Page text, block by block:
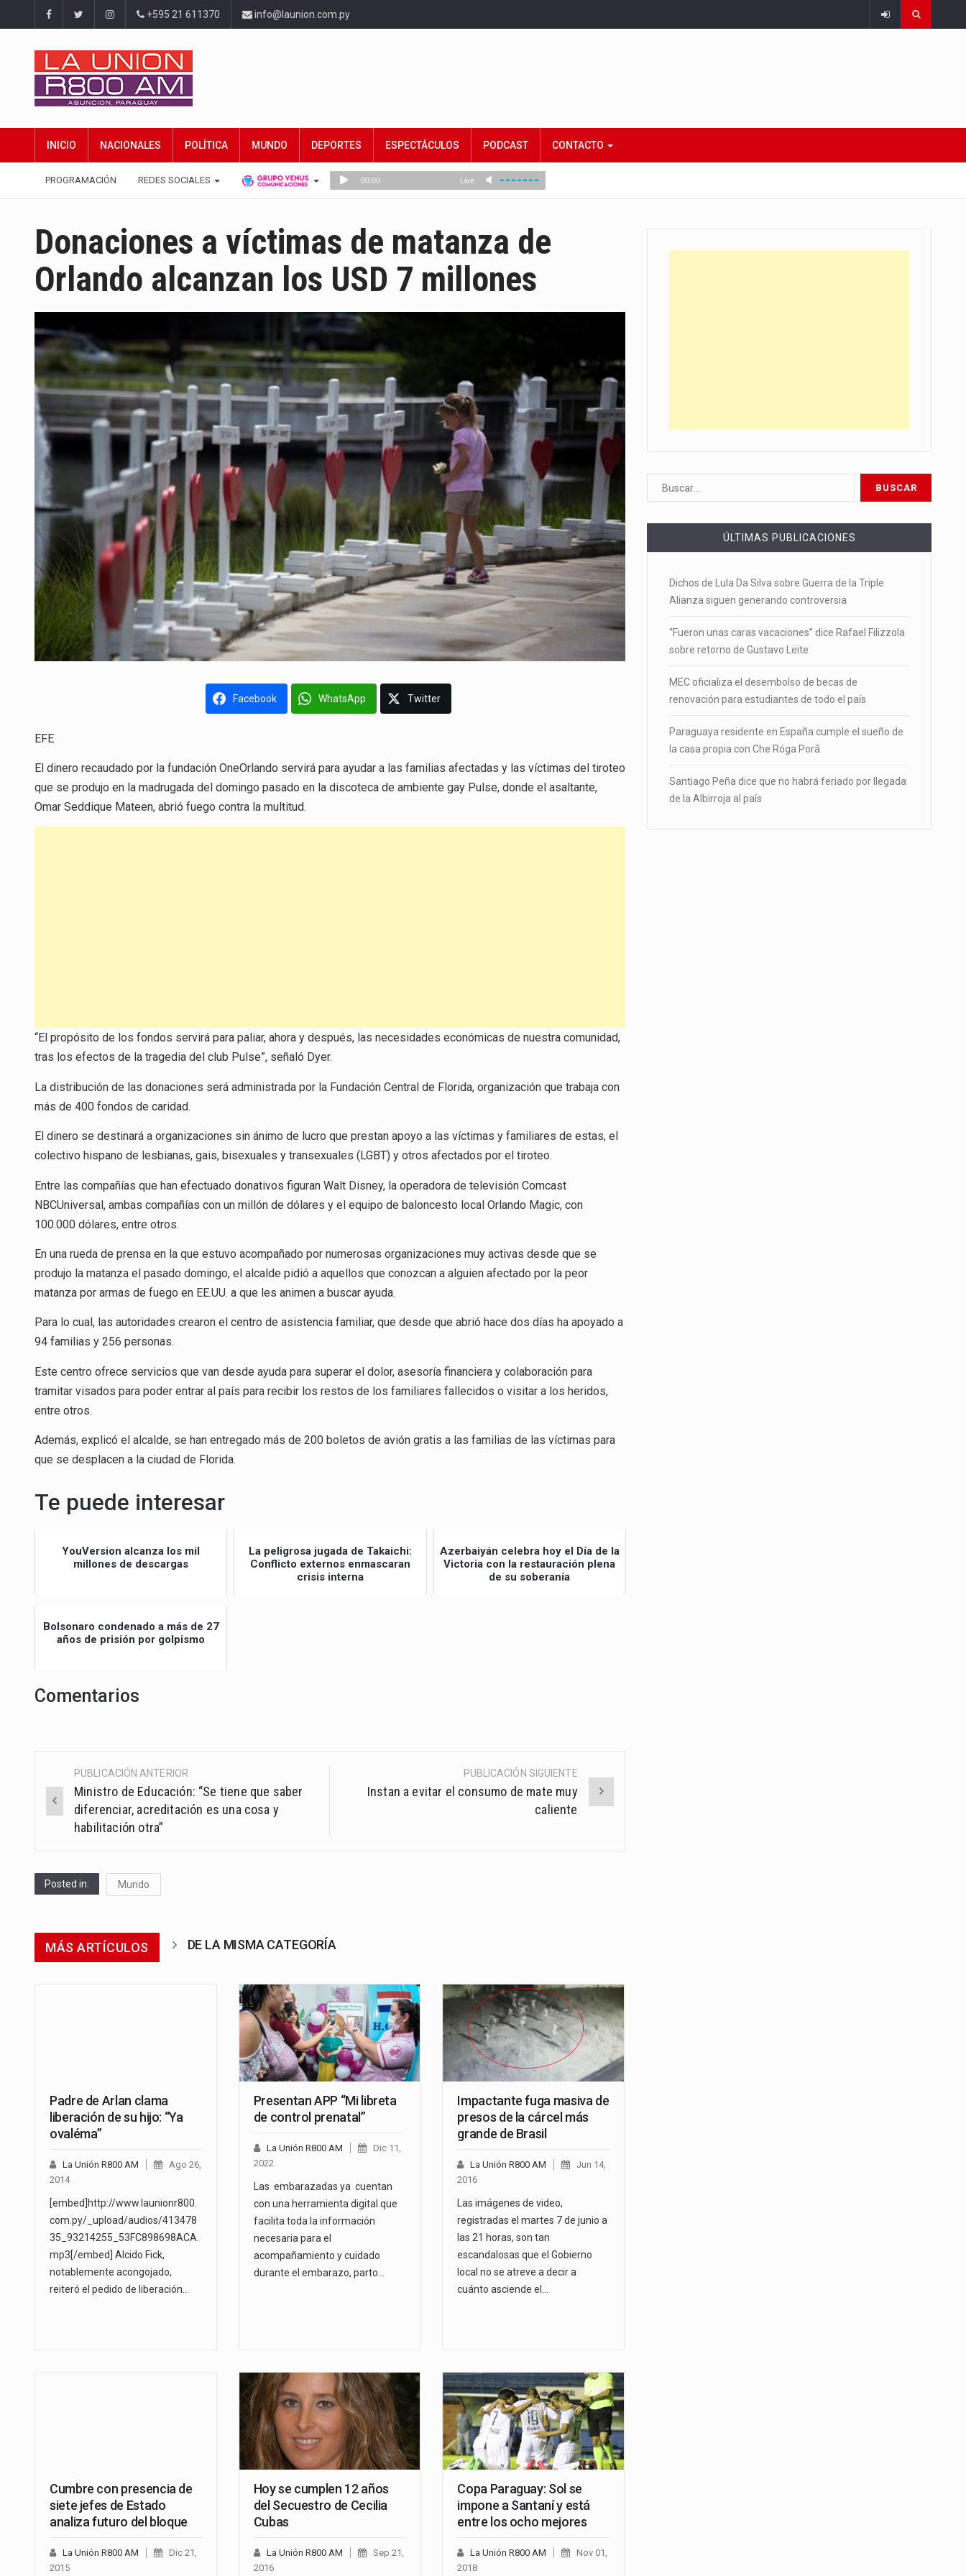
+595 21 611370 info@launion.com.py
INICIO NACIONALES POLÍTICA MUNDO DEPORTES ESPECTÁCULOS PODCAST CONTACTO
PROGRAMACIÓN REDES SOCIALES
Donaciones a víctimas de matanza de
Orlando alcanzan los USD 7 millones
Facebook WhatsApp Twitter
EFE
El dinero recaudado por la fundación OneOrlando servirá para ayudar a las familias afectadas y las víctimas del tiroteo
que se produjo en la madrugada del domingo pasado en la discoteca de ambiente gay Pulse, donde el asaltante,
Omar Seddique Mateen, abrió fuego contra la multitud.
“El propósito de los fondos servirá para paliar, ahora y después, las necesidades económicas de nuestra comunidad,
tras los efectos de la tragedia del club Pulse”, señaló Dyer.
La distribución de las donaciones será administrada por la Fundación Central de Florida, organización que trabaja con
más de 400 fondos de caridad.
El dinero se destinará a organizaciones sin ánimo de lucro que prestan apoyo a las víctimas y familiares de estas, el
colectivo hispano de lesbianas, gais, bisexuales y transexuales (LGBT) y otros afectados por el tiroteo.
Entre las compañías que han efectuado donativos figuran Walt Disney, la operadora de televisión Comcast
NBCUniversal, ambas compañías con un millón de dólares y el equipo de baloncesto local Orlando Magic, con
100.000 dólares, entre otros.
En una rueda de prensa en la que estuvo acompañado por numerosas organizaciones muy activas desde que se
produjo la matanza el pasado domingo, el alcalde pidió a aquellos que conozcan a alguien afectado por la peor
matanza por armas de fuego en EE.UU. a que les animen a buscar ayuda.
Para lo cual, las autoridades crearon el centro de asistencia familiar, que desde que abrió hace dos días ha apoyado a
94 familias y 256 personas.
Este centro ofrece servicios que van desde ayuda para superar el dolor, asesoría financiera y colaboración para
tramitar visados para poder entrar al país para recibir los restos de los familiares fallecidos o visitar a los heridos,
entre otros.
Además, explicó el alcalde, se han entregado más de 200 boletos de avión gratis a las familias de las víctimas para
que se desplacen a la ciudad de Florida.
Te puede interesar
YouVersion alcanza los mil
millones de descargas
La peligrosa jugada de Takaichi:
Conflicto externos enmascaran
crisis interna
Azerbaiyán celebra hoy el Día de la
Victoria con la restauración plena
de su soberanía
Bolsonaro condenado a más de 27
años de prisión por golpismo
Comentarios
Post
navigation
PUBLICACIÓN ANTERIOR
Ministro de Educación: “Se tiene que saber
diferenciar, acreditación es una cosa y
habilitación otra”
PUBLICACIÓN SIGUIENTE
Instan a evitar el consumo de mate muy
caliente
Posted in: Mundo
MÁS ARTÍCULOS DE LA MISMA CATEGORÍA
Padre de Arlan clama
liberación de su hijo: “Ya
ovaléma”
La Unión R800 AM
Ago 26,
2014
[embed]http://www.launionr800.
com.py/_upload/audios/413478
35_93214255_53FC898698ACA.
mp3[/embed] Alcido Fick,
notablemente acongojado,
reiteró el pedido de liberación…
Presentan APP “Mi libreta
de control prenatal”
La Unión R800 AM
Dic 11,
2022
Las embarazadas ya cuentan
con una herramienta digital que
facilita toda la información
necesaria para el
acompañamiento y cuidado
durante el embarazo, parto…
Impactante fuga masiva de
presos de la cárcel más
grande de Brasil
La Unión R800 AM
Jun 14,
2016
Las imágenes de video,
registradas el martes 7 de junio a
las 21 horas, son tan
escandalosas que el Gobierno
local no se atreve a decir a
cuánto asciende el…
Cumbre con presencia de
siete jefes de Estado
analiza futuro del bloque
La Unión R800 AM
Dic 21,
2015
Hoy se cumplen 12 años
del Secuestro de Cecilia
Cubas
La Unión R800 AM
Sep 21,
2016
Copa Paraguay: Sol se
impone a Santaní y está
entre los ocho mejores
La Unión R800 AM
Nov 01,
2018
ÚLTIMAS PUBLICACIONES
Dichos de Lula Da Silva sobre Guerra de la Triple
Alianza siguen generando controversia
“Fueron unas caras vacaciones” dice Rafael Filizzola
sobre retorno de Gustavo Leite
MEC oficializa el desembolso de becas de
renovación para estudiantes de todo el país
Paraguaya residente en España cumple el sueño de
la casa propia con Che Róga Porã
Santiago Peña dice que no habrá feriado por llegada
de la Albirroja al país